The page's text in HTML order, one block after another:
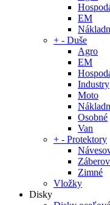
EM
+ - Duše
Agro
EM
Industry
Moto
Osobné
Van
+ - Protektory
Zimné
Vložky
Disky